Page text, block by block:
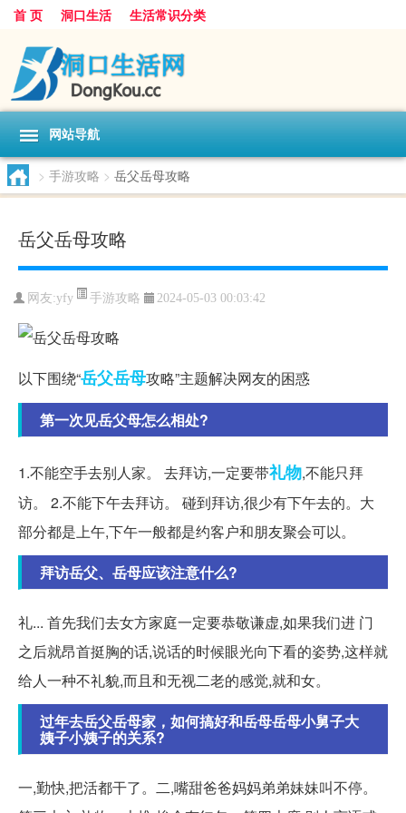
首 页 洞口生活 生活常识分类
网站导航
> 手游攻略 > 岳父岳母攻略
岳父岳母攻略
网友:yfy 手游攻略 2024-05-03 00:03:42
以下围绕“岳父岳母攻略”主题解决网友的困惑
第一次见岳父母怎么相处?
1.不能空手去别人家。 去拜访,一定要带礼物,不能只拜
访。 2.不能下午去拜访。 碰到拜访,很少有下午去的。大
部分都是上午,下午一般都是约客户和朋友聚会可以。
拜访岳父、岳母应该注意什么?
礼... 首先我们去女方家庭一定要恭敬谦虚,如果我们进 门
之后就昂首挺胸的话,说话的时候眼光向下看的姿势,这样就
给人一种不礼貌,而且和无视二老的感觉,就和女。
过年去岳父岳母家，如何搞好和岳母岳母小舅子大
姨子小姨子的关系?
一,勤快,把活都干了。二,嘴甜爸爸妈妈弟弟妹妹叫不停。